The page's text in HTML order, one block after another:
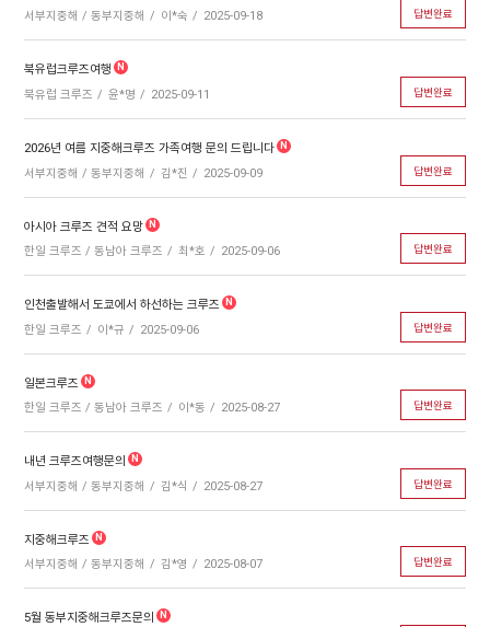
서부지중해 / 동부지중해 이*숙 답변완료
2025-09-18
북유럽크루즈여행
북유럽 크루즈 윤*명 답변완료
2025-09-11
2026년 여름 지중해크루즈 가족여행 문의 드립니다
서부지중해 / 동부지중해 김*진 답변완료
2025-09-09
아시아 크루즈 견적 요망
한일 크루즈 / 동남아 크루즈 최*호 답변완료
2025-09-06
인천출발해서 도쿄에서 하선하는 크루즈
한일 크루즈 이*규 답변완료
2025-09-06
일본크루즈
한일 크루즈 / 동남아 크루즈 이*동 답변완료
2025-08-27
내년 크루즈여행문의
서부지중해 / 동부지중해 김*식 답변완료
2025-08-27
지중해크루즈
서부지중해 / 동부지중해 김*영 답변완료
2025-08-07
5월 동부지중해크루즈문의